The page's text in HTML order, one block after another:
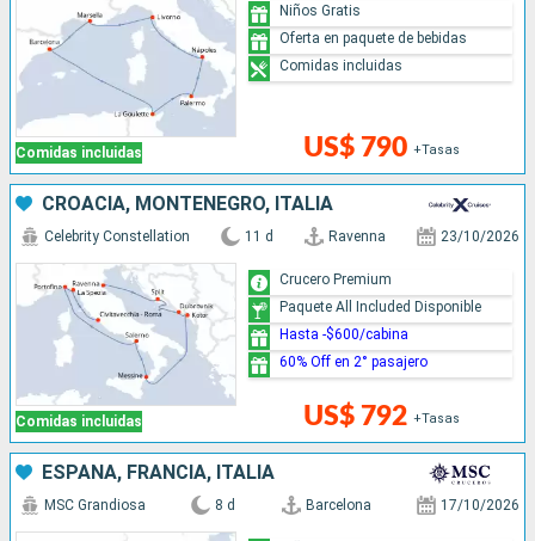
Comidas incluidas US$ 790 +Tasas
Niños Gratis
Oferta en paquete de bebidas
Comidas incluidas
CROACIA, MONTENEGRO, ITALIA
Comidas incluidas
Celebrity Constellation 11 d Ravenna 23/10/2026
US$ 792 +Tasas
Crucero Premium
Paquete All Included Disponible
Hasta -$600/cabina
60% Off en 2° pasajero
ESPAÑA, FRANCIA, ITALIA
MSC Grandiosa 8 d Barcelona 17/10/2026